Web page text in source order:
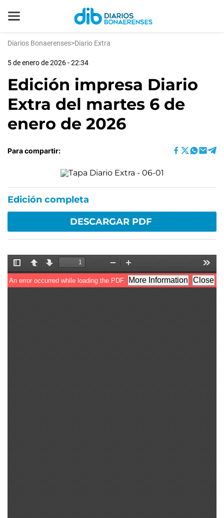
Diarios Bonaerenses>Diario Extra
5 de enero de 2026 - 22:34
Edición impresa Diario
Extra del martes 6 de
enero de 2026
Para compartir:
Edición completa
DESCARGAR PDF